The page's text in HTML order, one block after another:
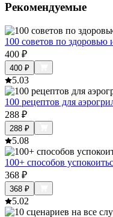
Рекомендуемые
100 советов по здоровью
400 ₽
400 ₽
5.03
100 рецептов для
288 ₽
288 ₽
5.08
100+ способов
368 ₽
368 ₽
5.02